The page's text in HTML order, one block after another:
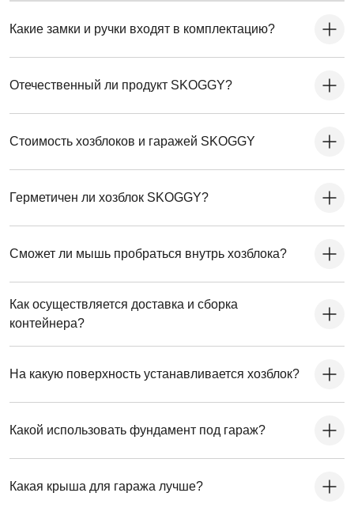
Какие замки и ручки входят в комплектацию?
Отечественный ли продукт SKOGGY?
Стоимость хозблоков и гаражей SKOGGY
Герметичен ли хозблок SKOGGY?
Сможет ли мышь пробраться внутрь хозблока?
Как осуществляется доставка и сборка
контейнера?
На какую поверхность устанавливается хозблок?
Какой использовать фундамент под гараж?
Какая крыша для гаража лучше?